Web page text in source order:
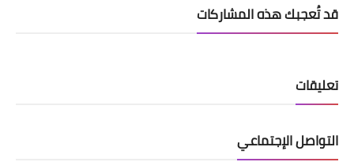
قد تُعجبك هذه المشاركات
تعليقات
التواصل الإجتماعي